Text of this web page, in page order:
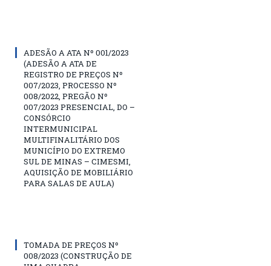
ADESÃO A ATA Nº 001/2023
(ADESÃO A ATA DE
REGISTRO DE PREÇOS Nº
007/2023, PROCESSO Nº
008/2022, PREGÃO Nº
007/2023 PRESENCIAL, DO –
CONSÓRCIO
INTERMUNICIPAL
MULTIFINALITÁRIO DOS
MUNICÍPIO DO EXTREMO
SUL DE MINAS – CIMESMI,
AQUISIÇÃO DE MOBILIÁRIO
PARA SALAS DE AULA)
TOMADA DE PREÇOS Nº
008/2023 (CONSTRUÇÃO DE